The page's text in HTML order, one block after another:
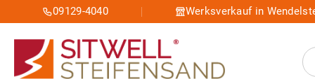
Hauptinhalt springen
Zur Suche springen
Zur Hauptnavigation springen
09129-4040 Werksverkauf in